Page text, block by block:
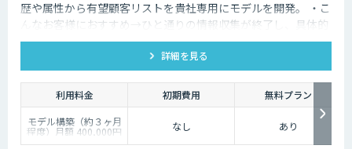
歴や属性から有望顧客リストを貴社専用にモデルを開発。 ・こ
んなお客様におすすめ→ひと通りの情報収集が終了し、具体的
なモデル開発を検討しているお客様。
詳細を見る
利用料金 初期費用
無料プラン
モデル構築（約３ヶ月
程度）月額 400,000円
～
なし あり